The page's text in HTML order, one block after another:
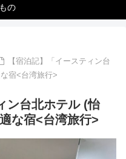
の
【宿泊記】「イースティン台
宿<台湾旅行>
ン台北ホテル (怡
な宿<台湾旅行>